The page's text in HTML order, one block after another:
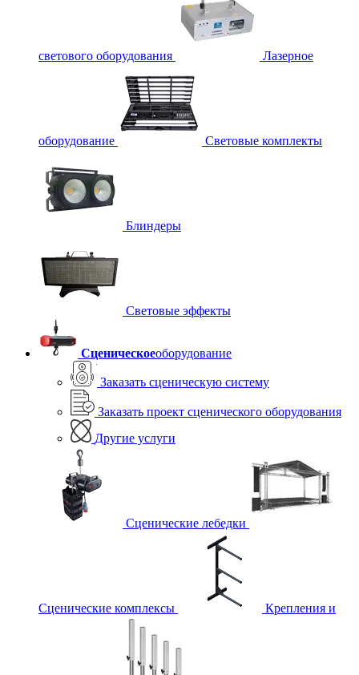
светового оборудования Лазерное
оборудование Световые комплекты
Блиндеры
Световые эффекты
Сценическоеоборудование
Заказать сценическую систему
Заказать проект сценического оборудования
Другие услуги
Сценические лебедки
Сценические комплексы Крепления и